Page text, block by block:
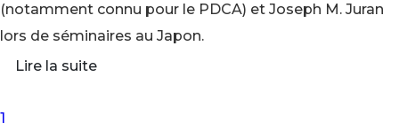
(notamment connu pour le PDCA) et Joseph M. Juran
lors de séminaires au Japon.
Lire la suite
First Page
Previous Page
1